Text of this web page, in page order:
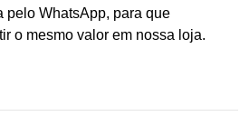
pelo WhatsApp, para que
o mesmo valor em nossa loja.